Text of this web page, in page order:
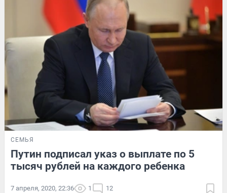
СЕМЬЯ
Путин подписал указ о выплате по 5
тысяч рублей на каждого ребенка
7 апреля, 2020, 22:36 1 12